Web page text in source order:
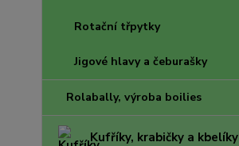
Rotační třpytky
Jigové hlavy a čeburašky
Rolabally, výroba boilies
Kufříky, krabičky a kbelíky